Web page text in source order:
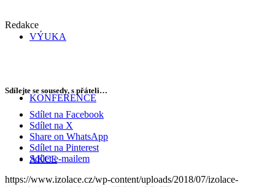
VÝUKA
KONFERENCE
AKCE
Redakce
Sdílejte se sousedy, s přáteli…
Sdílet na Facebook
Sdílet na X
Share on WhatsApp
Sdílet na Pinterest
Sdílet e-mailem
https://www.izolace.cz/wp-content/uploads/2018/07/izolace-